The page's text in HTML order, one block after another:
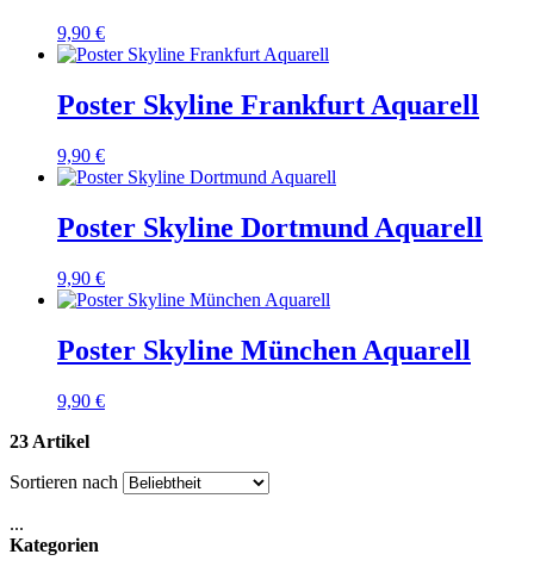
9,90 €
Poster Skyline Frankfurt Aquarell
9,90 €
Poster Skyline Dortmund Aquarell
9,90 €
Poster Skyline München Aquarell
9,90 €
23 Artikel
Sortieren nach
...
Kategorien